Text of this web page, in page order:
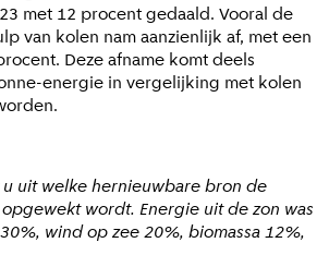
met 12 procent gedaald. Vooral de
van kolen nam aanzienlijk af, met een
Deze afname komt deels
energie in vergelijking met kolen
uit welke hernieuwbare bron de
wordt. Energie uit de zon was
wind op zee 20%, biomassa 12%,